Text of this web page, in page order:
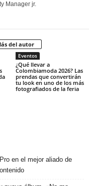
Manager jr.
del autor
Eventos
¿Qué llevar a
Colombiamoda 2026? Las
prendas que convertirán
tu look en uno de los más
fotografiados de la feria
en el mejor aliado de